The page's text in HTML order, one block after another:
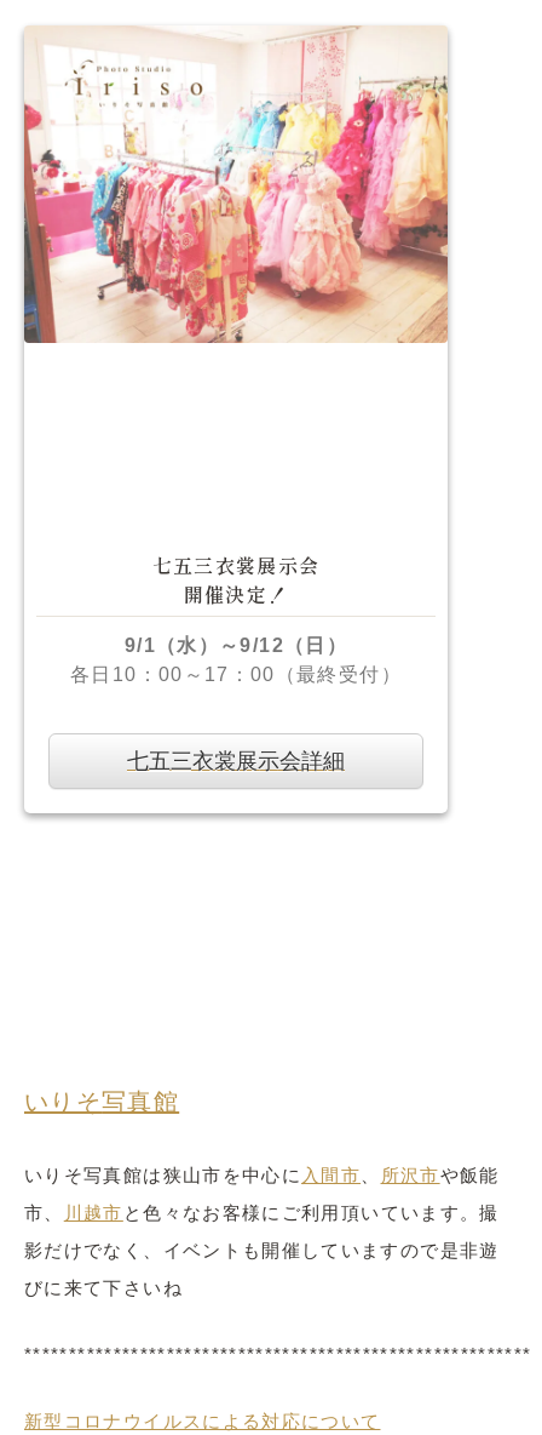
七五三衣裳展示会
開催決定！
9/1（水）～9/12（日）
各日10：00～17：00（最終受付）
七五三衣裳展示会詳細
いりそ写真館
いりそ写真館は狭山市を中心に 入間市 所沢市や飯能
市、
川越市 と色々なお客様にご利用頂いています。撮
影だけでなく、イベントも開催していますので是非遊
びに来て下さいね
*********************************************************
新型コロナウイルスによる対応について